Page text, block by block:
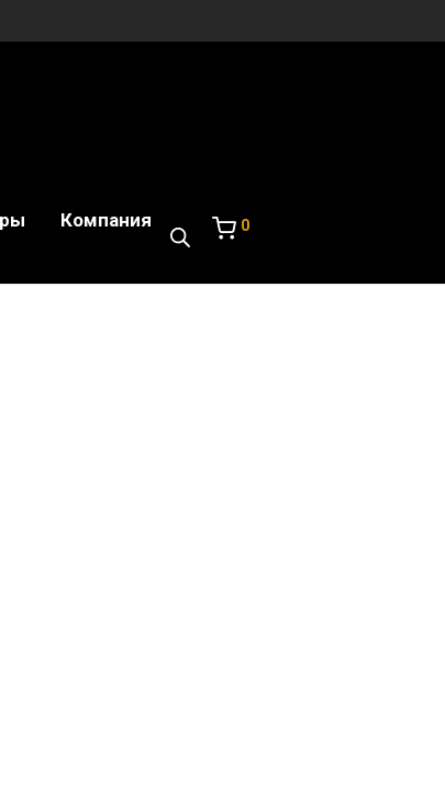
Компания 0